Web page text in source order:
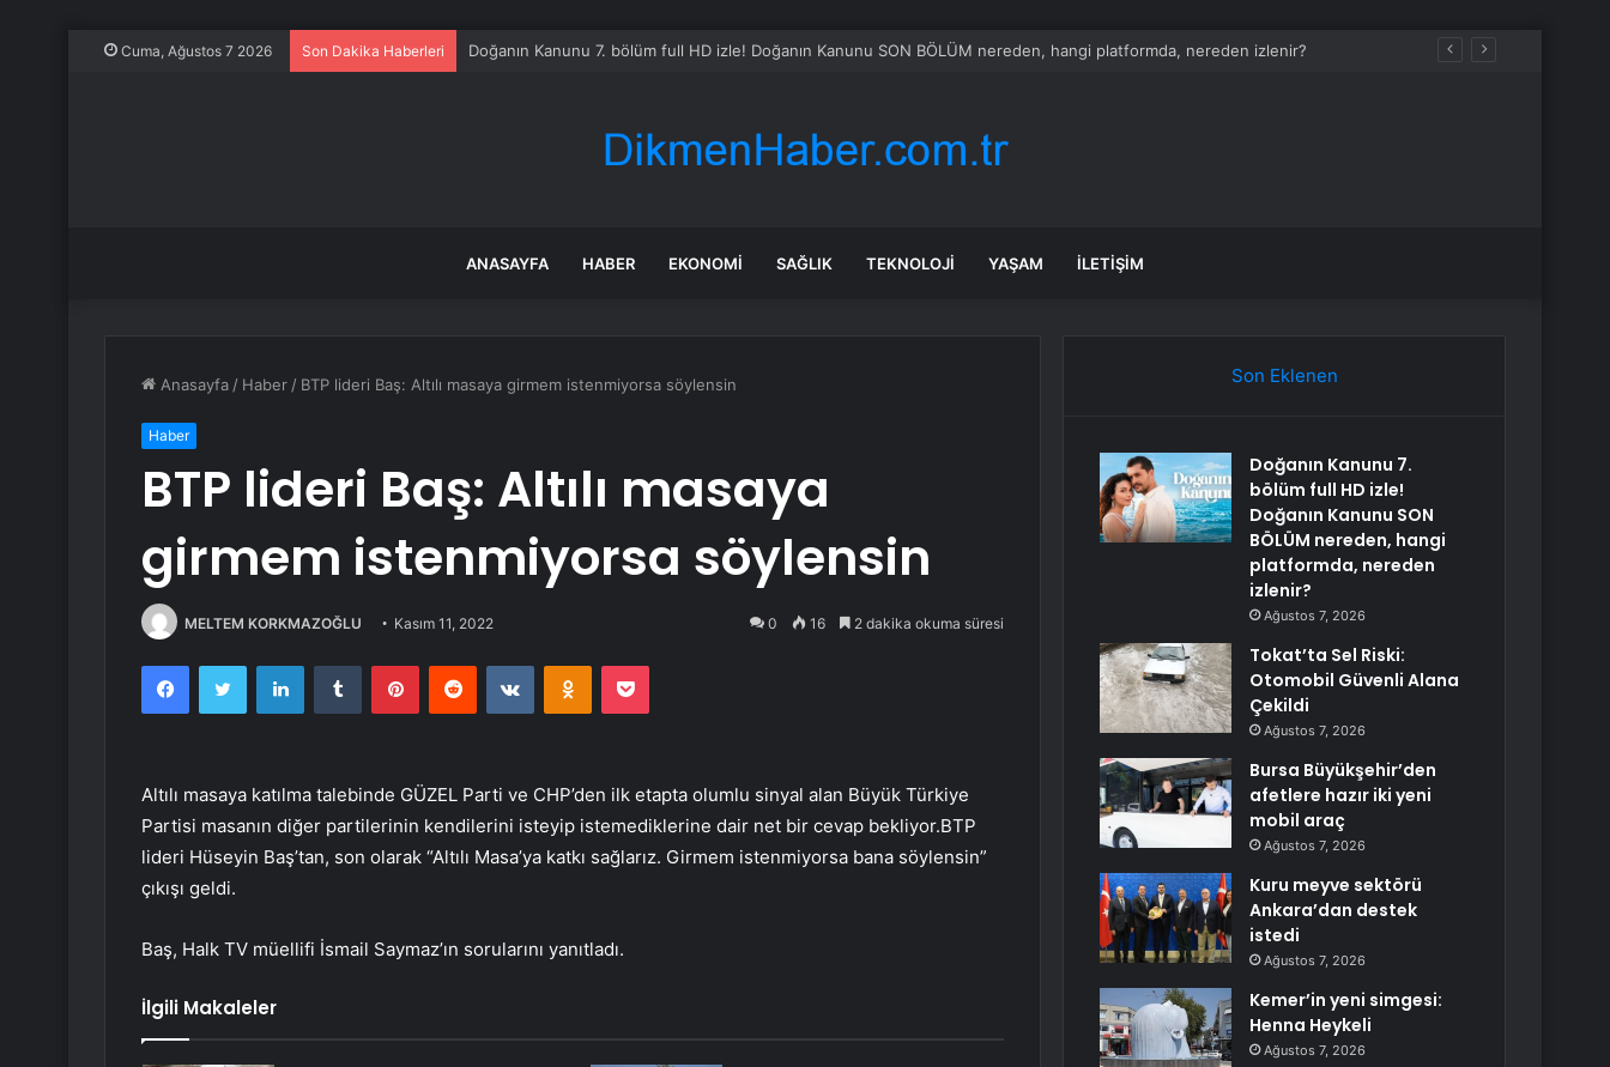
Cuma, Ağustos 7 2026 Son Dakika Haberleri Doğanın Kanunu 7. bölüm full HD izle! Doğanın Kanunu SON BÖLÜM nereden, hangi platformda, nereden izlenir?
ANASAYFA HABER EKONOMI SAĞLIK TEKNOLOJI YAŞAM İLETIŞIM
Anasayfa / Haber / BTP lideri Baş: Altılı masaya girmem istenmiyorsa söylensin
Haber
BTP lideri Baş: Altılı masaya
girmem istenmiyorsa söylensin
MELTEM KORKMAZOĞLU Kasım 11, 2022 0 16 2 dakika okuma süresi
FacebookTwitter LinkedInTumblr PinterestReddit VKontakteOdnoklassniki
Pocket
Altılı masaya katılma talebinde GÜZEL Parti ve CHP’den ilk etapta olumlu sinyal alan Büyük Türkiye
Partisi masanın diğer partilerinin kendilerini isteyip istemediklerine dair net bir cevap bekliyor.BTP
lideri Hüseyin Baş’tan, son olarak “Altılı Masa’ya katkı sağlarız. Girmem istenmiyorsa bana söylensin”
çıkışı geldi.
Baş, Halk TV müellifi İsmail Saymaz’ın sorularını yanıtladı.
İlgili Makaleler
Son Eklenen
Doğanın Kanunu 7.
bölüm full HD izle!
Doğanın Kanunu SON
BÖLÜM nereden, hangi
platformda, nereden
izlenir?
Ağustos 7, 2026
Tokat’ta Sel Riski:
Otomobil Güvenli Alana
Çekildi
Ağustos 7, 2026
Bursa Büyükşehir’den
afetlere hazır iki yeni
mobil araç
Ağustos 7, 2026
Kuru meyve sektörü
Ankara’dan destek
istedi
Ağustos 7, 2026
Kemer’in yeni simgesi:
Henna Heykeli
Ağustos 7, 2026